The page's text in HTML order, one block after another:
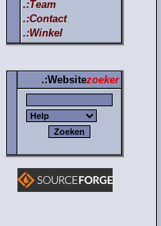
.:Team
.:Contact
.:Winkel
.:Websitezoeker